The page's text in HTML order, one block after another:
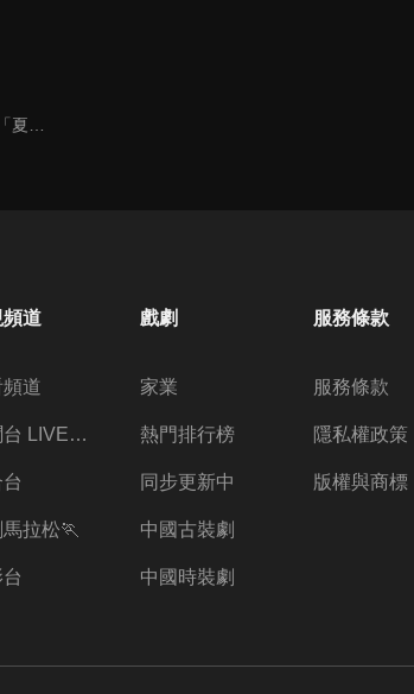
頻道
道
新聞台 LIVE 直播
拉松🏃
戲劇
家業
熱門排行榜
同步更新中
中國古裝劇
中國時裝劇
服務條款
服務條款
隱私權政策
版權與商標